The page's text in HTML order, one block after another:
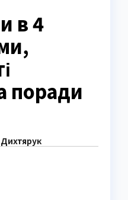
в 4
поради